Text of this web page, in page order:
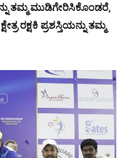
ತಮ್ಮ ಮುಡಿಗೇರಿಸಿಕೊಂಡರೆ,
ರಕ್ಷಕಿ ಪ್ರಶಸ್ತಿಯನ್ನು ತಮ್ಮ